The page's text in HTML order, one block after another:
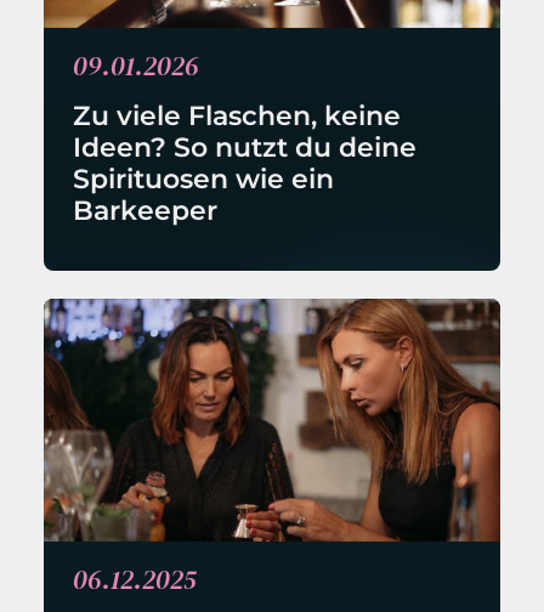
09.01.2026
Zu viele Flaschen, keine
Ideen? So nutzt du deine
Spirituosen wie ein
Barkeeper
06.12.2025